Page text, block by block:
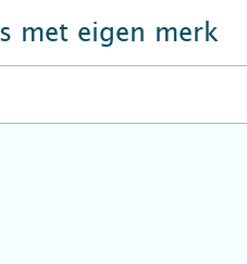
met eigen merk